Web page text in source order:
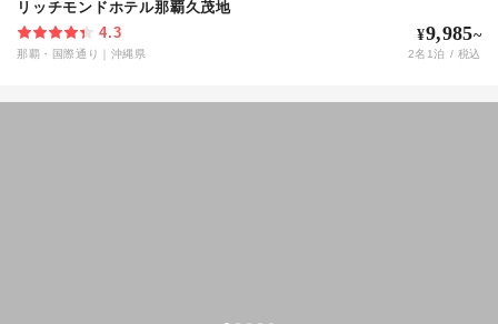
リッチモンドホテル那覇久茂地
4.3
那覇・国際通り 沖縄県
¥9,985~
2名 1泊 / 税込